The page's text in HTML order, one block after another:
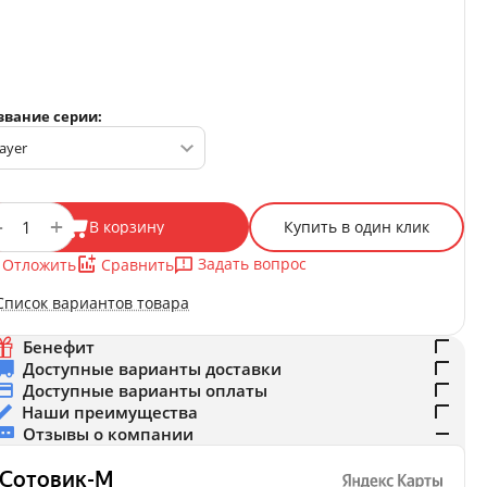
серии:
+ В корзину
Купить в один клик
Отложить
Сравнить
Задать вопрос
вариантов товара
Бенефит
Доступные варианты доставки
Доступные варианты оплаты
Наши преимущества
Отзывы о компании